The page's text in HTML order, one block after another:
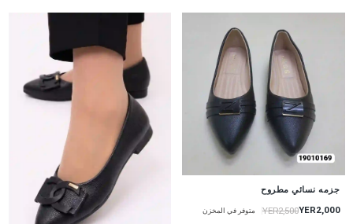
جزمه نسائي مطروح
YER2,000
YER2,500 متوفر في المخزن